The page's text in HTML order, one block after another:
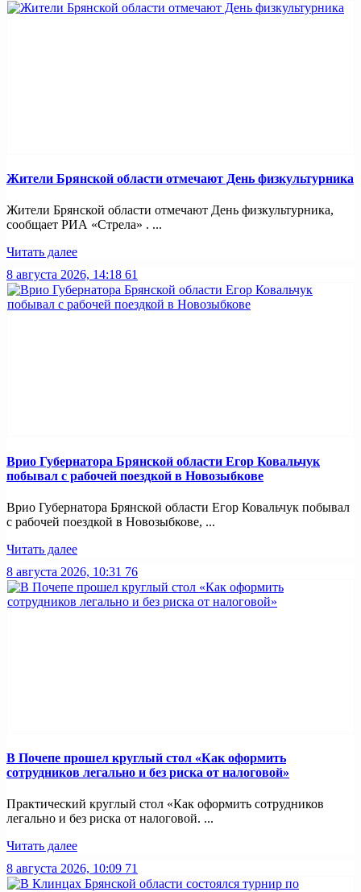
Жители Брянской области отмечают День физкультурника
Жители Брянской области отмечают День физкультурника,
сообщает РИА «Стрела» . ...
Читать далее
8 августа 2026, 14:18 61
Врио Губернатора Брянской области Егор Ковальчук
побывал с рабочей поездкой в Новозыбкове
Врио Губернатора Брянской области Егор Ковальчук побывал
с рабочей поездкой в Новозыбкове, ...
Читать далее
8 августа 2026, 10:31 76
В Почепе прошел круглый стол «Как оформить
сотрудников легально и без риска от налоговой»
Практический круглый стол «Как оформить сотрудников
легально и без риска от налоговой. ...
Читать далее
8 августа 2026, 10:09 71